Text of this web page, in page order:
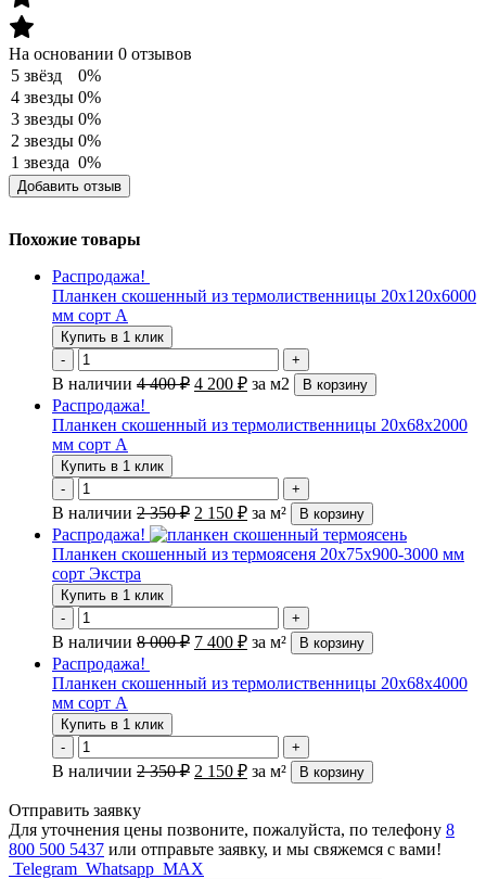
На основании 0 отзывов
5 звёзд
0%
4 звезды 0%
3 звезды 0%
2 звезды 0%
1 звезда 0%
Добавить отзыв
Похожие товары
Распродажа!
Планкен скошенный из термолиственницы 20х120х6000
мм сорт А
Купить в 1 клик
-
+
В наличии 4 400₽ 4 200 ₽ за м2 В корзину
Распродажа!
Планкен скошенный из термолиственницы 20х68х2000
мм сорт А
Купить в 1 клик
-
+
В наличии 2 350₽ 2 150 ₽ за м² В корзину
Распродажа!
Планкен скошенный из термоясеня 20х75х900-3000 мм
сорт Экстра
Купить в 1 клик
-
+
В наличии 8 000₽ 7 400 ₽ за м² В корзину
Распродажа!
Планкен скошенный из термолиственницы 20х68х4000
мм сорт А
Купить в 1 клик
-
+
В наличии 2 350₽ 2 150 ₽ за м² В корзину
Отправить заявку
Для уточнения цены позвоните, пожалуйста, по телефону 8
800 500 5437 или отправьте заявку, и мы свяжемся с вами!
Telegram Whatsapp MAX